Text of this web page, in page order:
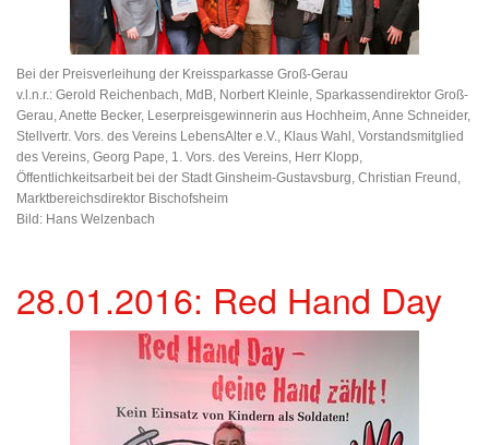
Bei der Preisverleihung der Kreissparkasse Groß-Gerau
v.l.n.r.: Gerold Reichenbach, MdB, Norbert Kleinle, Sparkassendirektor Groß-
Gerau, Anette Becker, Leserpreisgewinnerin aus Hochheim, Anne Schneider,
Stellvertr. Vors. des Vereins LebensAlter e.V., Klaus Wahl, Vorstandsmitglied
des Vereins, Georg Pape, 1. Vors. des Vereins, Herr Klopp,
Öffentlichkeitsarbeit bei der Stadt Ginsheim-Gustavsburg, Christian Freund,
Marktbereichsdirektor Bischofsheim
Bild: Hans Welzenbach
28.01.2016: Red Hand Day